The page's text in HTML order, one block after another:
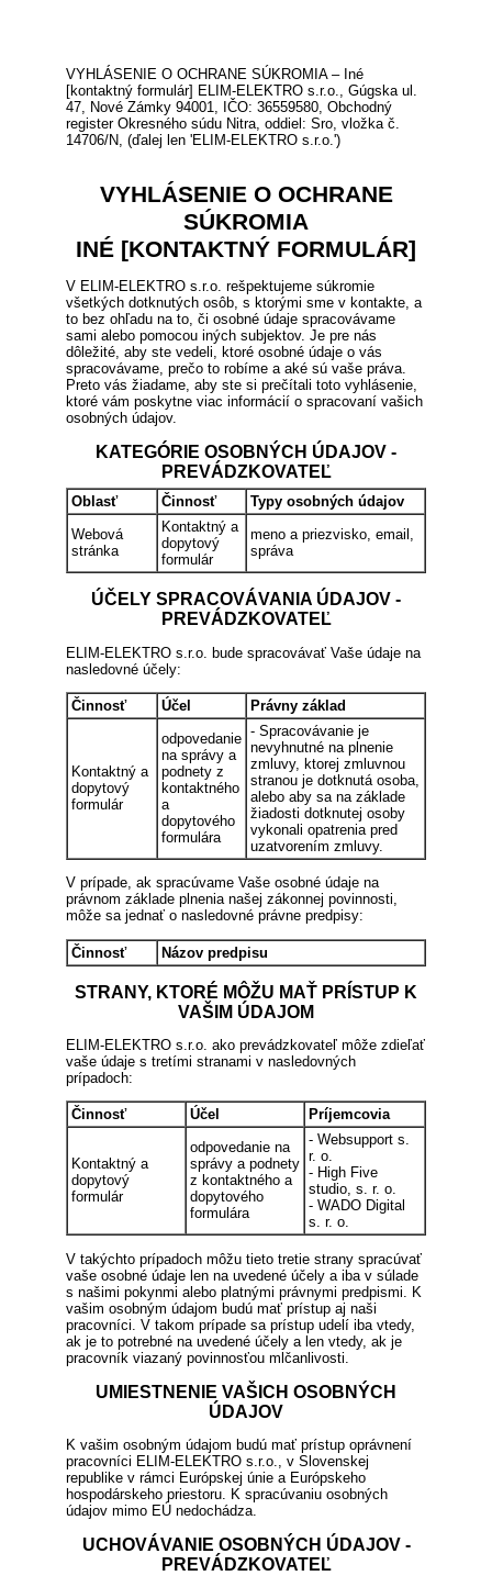
VYHLÁSENIE O OCHRANE SÚKROMIA – Iné
[kontaktný formulár] ELIM-ELEKTRO s.r.o., Gúgska ul.
47, Nové Zámky 94001, IČO: 36559580, Obchodný
register Okresného súdu Nitra, oddiel: Sro, vložka č.
14706/N, (ďalej len 'ELIM-ELEKTRO s.r.o.')
VYHLÁSENIE O OCHRANE
SÚKROMIA
INÉ [KONTAKTNÝ FORMULÁR]
V ELIM-ELEKTRO s.r.o. rešpektujeme súkromie
všetkých dotknutých osôb, s ktorými sme v kontakte, a
to bez ohľadu na to, či osobné údaje spracovávame
sami alebo pomocou iných subjektov. Je pre nás
dôležité, aby ste vedeli, ktoré osobné údaje o vás
spracovávame, prečo to robíme a aké sú vaše práva.
Preto vás žiadame, aby ste si prečítali toto vyhlásenie,
ktoré vám poskytne viac informácií o spracovaní vašich
osobných údajov.
KATEGÓRIE OSOBNÝCH ÚDAJOV -
PREVÁDZKOVATEĽ
Oblasť Činnosť
Typy osobných údajov
Webová
stránka
Kontaktný a
dopytový
formulár
meno a priezvisko, email,
správa
ÚČELY SPRACOVÁVANIA ÚDAJOV -
PREVÁDZKOVATEĽ
ELIM-ELEKTRO s.r.o. bude spracovávať Vaše údaje na
nasledovné účely:
Činnosť Účel Právny základ
Kontaktný a
dopytový
formulár
odpovedanie
na správy a
podnety z
kontaktného
a
dopytového
formulára
- Spracovávanie je
nevyhnutné na plnenie
zmluvy, ktorej zmluvnou
stranou je dotknutá osoba,
alebo aby sa na základe
žiadosti dotknutej osoby
vykonali opatrenia pred
uzatvorením zmluvy.
V prípade, ak spracúvame Vaše osobné údaje na
právnom základe plnenia našej zákonnej povinnosti,
môže sa jednať o nasledovné právne predpisy:
Činnosť Názov predpisu
STRANY, KTORÉ MÔŽU MAŤ PRÍSTUP K
VAŠIM ÚDAJOM
ELIM-ELEKTRO s.r.o. ako prevádzkovateľ môže zdieľať
vaše údaje s tretími stranami v nasledovných
prípadoch:
Činnosť Účel Príjemcovia
Kontaktný a
dopytový
formulár
odpovedanie na
správy a podnety
z kontaktného a
dopytového
formulára
- Websupport s.
r. o.
- High Five
studio, s. r. o.
- WADO Digital
s. r. o.
V takýchto prípadoch môžu tieto tretie strany spracúvať
vaše osobné údaje len na uvedené účely a iba v súlade
s našimi pokynmi alebo platnými právnymi predpismi. K
vašim osobným údajom budú mať prístup aj naši
pracovníci. V takom prípade sa prístup udelí iba vtedy,
ak je to potrebné na uvedené účely a len vtedy, ak je
pracovník viazaný povinnosťou mlčanlivosti.
UMIESTNENIE VAŠICH OSOBNÝCH
ÚDAJOV
K vašim osobným údajom budú mať prístup oprávnení
pracovníci ELIM-ELEKTRO s.r.o., v Slovenskej
republike v rámci Európskej únie a Európskeho
hospodárskeho priestoru. K spracúvaniu osobných
údajov mimo EÚ nedochádza.
UCHOVÁVANIE OSOBNÝCH ÚDAJOV -
PREVÁDZKOVATEĽ